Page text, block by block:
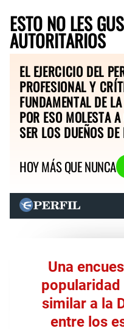
ESTO NO LES
AUTORITARIOS
EL EJERCICIO DEL
PROFESIONAL Y
FUNDAMENTAL DE
POR ESO MOLESTA
SER LOS DUEÑOS
HOY MÁS QUE NUNCA
Una
popularidad
similar a la
entre los